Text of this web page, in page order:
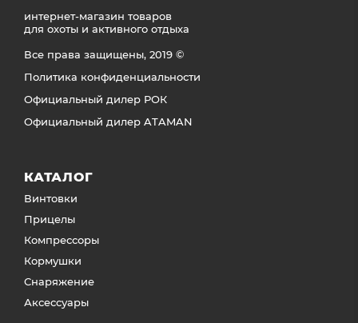
интернет-магазин товаров
для охоты и активного отдыха
Все права защищены, 2019 ©
Политика конфиденциальности
Официальный дилер РОК
Официальный дилер ATAMAN
КАТАЛОГ
Винтовки
Прицелы
Компрессоры
Кормушки
Снаряжение
Аксессуары